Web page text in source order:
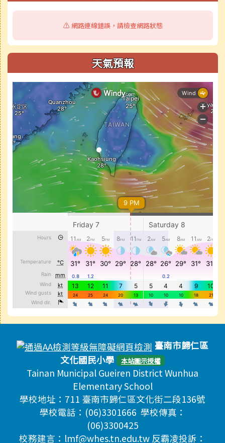
⚠️ 網路連線錯誤，請檢查網路狀態
天氣預報
頁尾區域內容
臺南市歸仁區
文化國民小學 本站圖示授權
Tainan Municipal Gueiren District Wunhua
Elementary School
學校地址：711 臺南市歸仁區文化街二段136號
學校電話：(06)3301666 學校傳真：
(06)3300425
校務建言：lmf@whes.tn.edu.tw 反霸凌投訴：